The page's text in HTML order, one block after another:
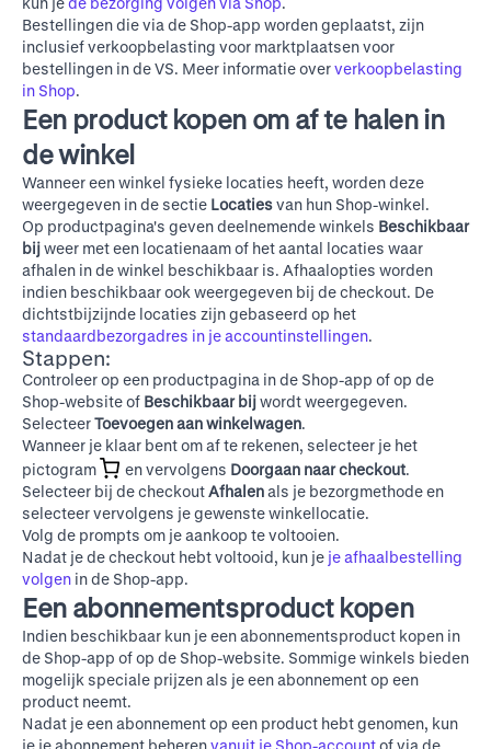
Bestellingen die via de Shop-app worden geplaatst, zijn
inclusief verkoopbelasting voor marktplaatsen voor
bestellingen in de VS. Meer informatie oververkoopbelasting
in Shop.
Een product kopen om af te halen in
de winkel
Wanneer een winkel fysieke locaties heeft, worden deze
weergegeven in de sectie Locatiesvan hun Shop-winkel.
Op productpagina's geven deelnemende winkels Beschikbaar
bijweer met een locatienaam of het aantal locaties waar
afhalen in de winkel beschikbaar is. Afhaalopties worden
indien beschikbaar ook weergegeven bij de checkout. De
dichtstbijzijnde locaties zijn gebaseerd op het
standaardbezorgadres in je accountinstellingen.
Stappen:
Controleer op een productpagina in de Shop-app of op de
Shop-websiteof Beschikbaar bijwordt weergegeven.
SelecteerToevoegen aan winkelwagen.
Wanneer je klaar bent om af te rekenen, selecteer je het
pictogram
en vervolgens Doorgaan naar checkout.
Selecteer bij de checkoutAfhalenals je bezorgmethode en
selecteer vervolgens je gewenste winkellocatie.
Volg de prompts om je aankoop te voltooien.
Nadat je de checkout hebt voltooid, kun je je afhaalbestelling
volgen in de Shop-app.
Een abonnementsproduct kopen
Indien beschikbaar kun je een abonnementsproduct kopen in
de Shop-app of op de Shop-website. Sommige winkels bieden
mogelijk speciale prijzen als je een abonnement op een
product neemt.
Nadat je een abonnement op een product hebt genomen, kun
je je abonnement beherenvanuit je Shop-accountof via de